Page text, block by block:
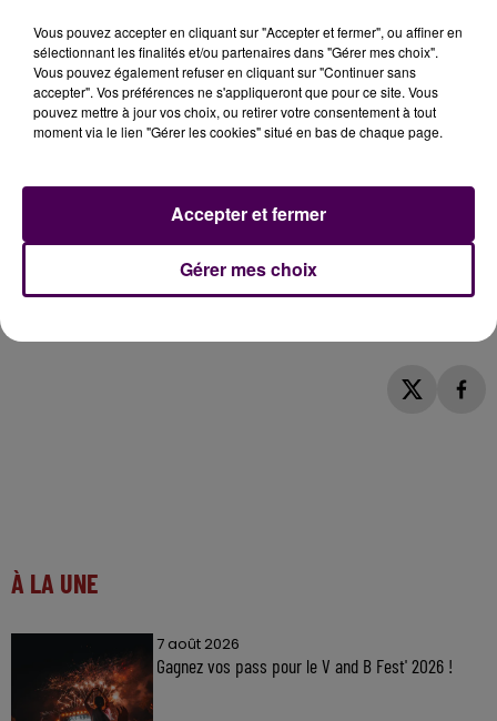
"La viande de cerf est principalement consommée
lors des fêtes de fin d’année, issue de jeunes sujets
l'association L214, qui a recenséune centaine
d'élevages de cerfs à travers le pays
consommation de gibier est d’environ 300 à 350
grammes par an et par habitant :"La moitié des
Français déclare ne jamais manger ce type de
À LA UNE
7 août 2026
Gagnez vos pass pour le V and B Fest' 2026 !
Vous pouvez accepter en cliquant sur "Accepter et fermer", ou affiner en
sélectionnant les finalités et/ou partenaires dans "Gérer mes choix".
Vous pouvez également refuser en cliquant sur "Continuer sans
accepter". Vos préférences ne s'appliqueront que pour ce site. Vous
pouvez mettre à jour vos choix, ou retirer votre consentement à tout
moment via le lien "Gérer les cookies" situé en bas de chaque page.
Gérer mes choix
Accepter et fermer